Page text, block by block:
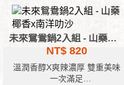
未來鴛鴦鍋2入組 - 山藥椰香x南洋叻沙
NT$ 820
溫潤香醇X爽辣濃厚 雙重美味
一次滿足